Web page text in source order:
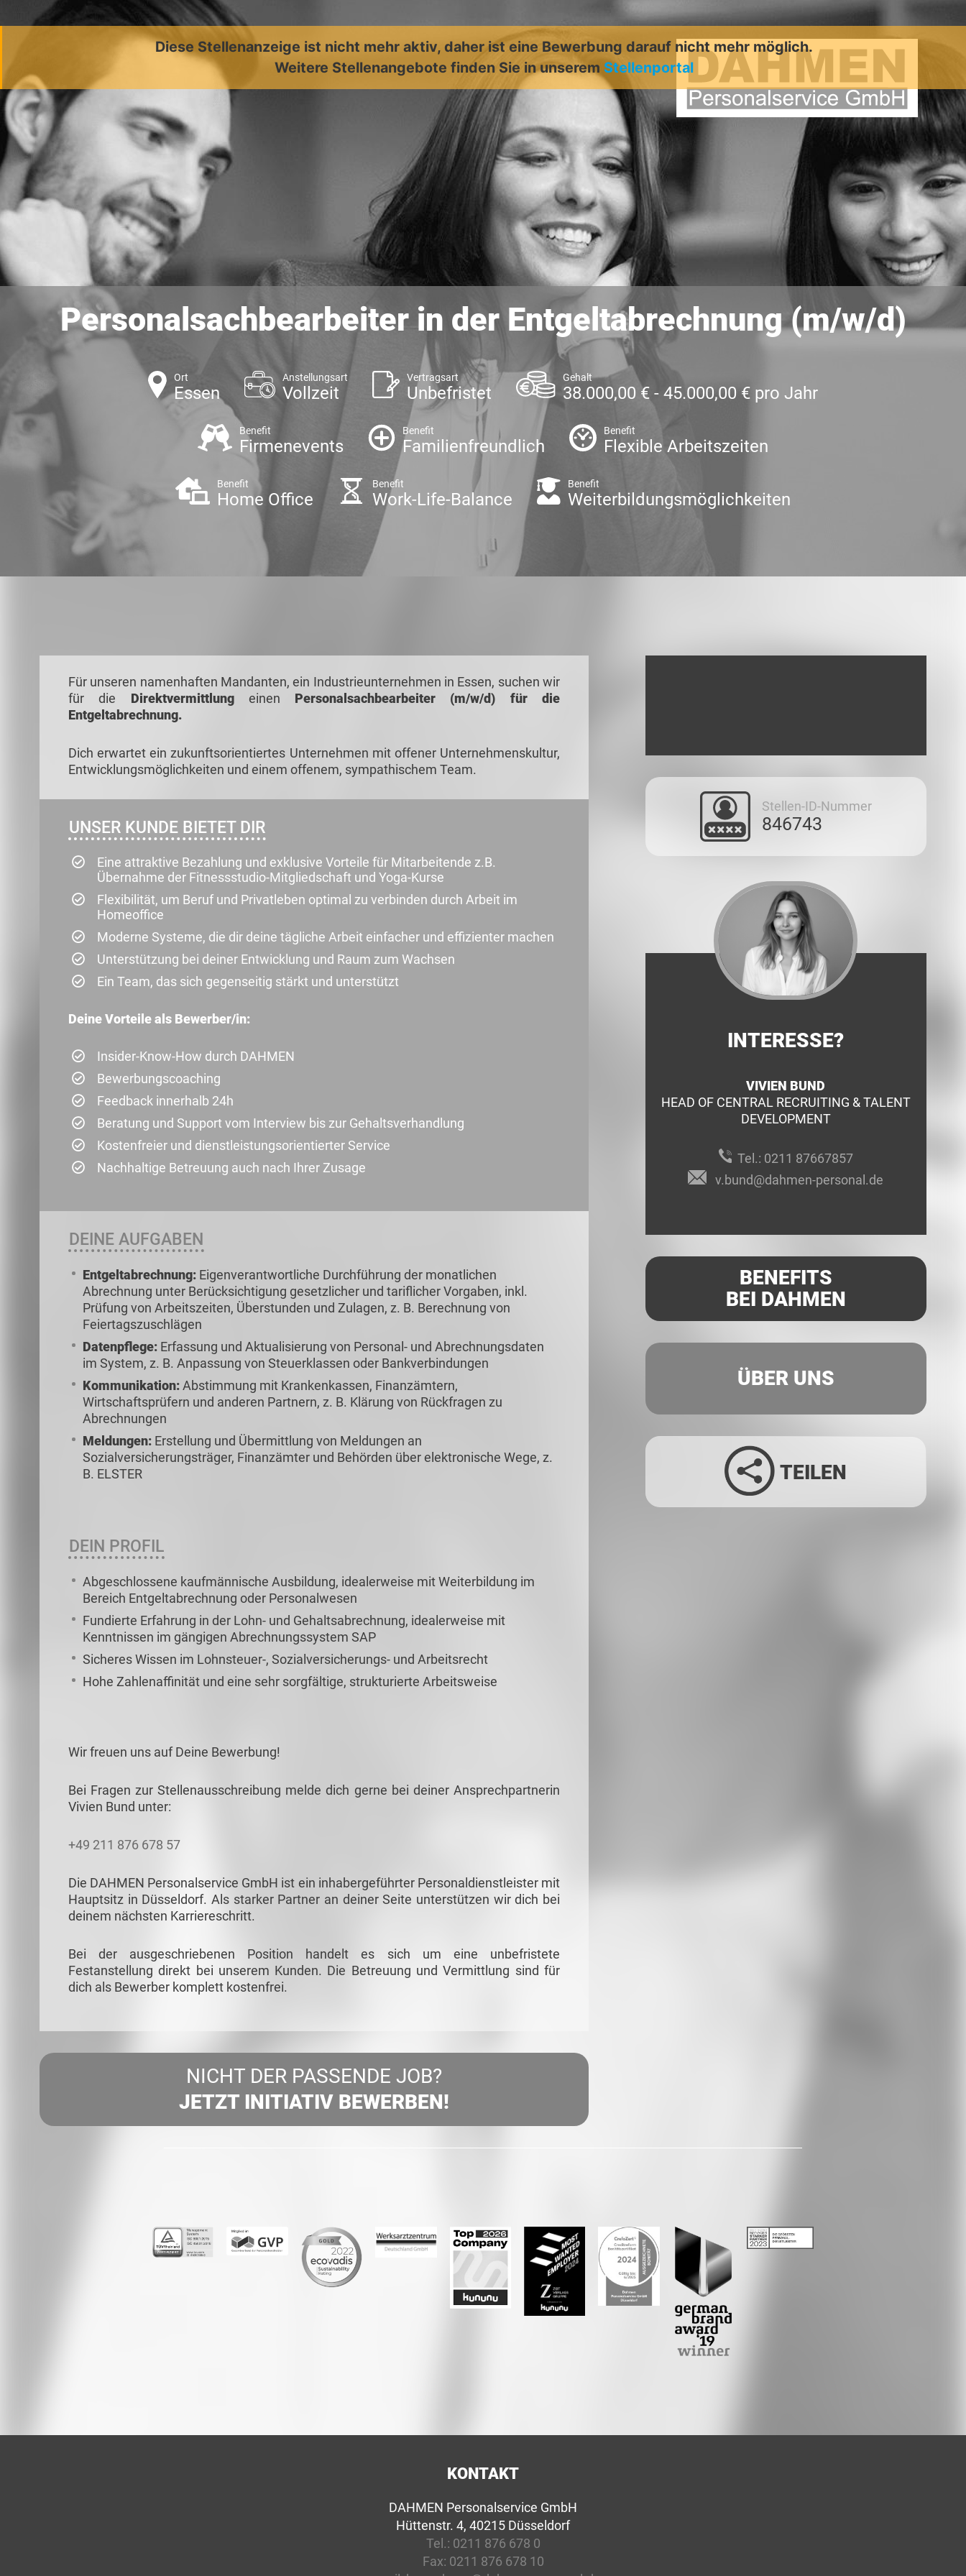
Diese Stellenanzeige ist nicht mehr aktiv, daher ist eine Bewerbung darauf nicht mehr möglich.
Weitere Stellenangebote finden Sie in unserem Stellenportal
Personalsachbearbeiter in der Entgeltabrechnung (m/w/d)
Ort
Essen
Anstellungsart
Vollzeit
Vertragsart
Unbefristet
Gehalt
38.000,00 € - 45.000,00 € pro Jahr
Benefit
Firmenevents
Benefit
Familienfreundlich
Benefit
Flexible Arbeitszeiten
Benefit
Home Office
Benefit
Work-Life-Balance
Benefit
Weiterbildungsmöglichkeiten
Für unseren namenhaften Mandanten, ein Industrieunternehmen in Essen, suchen wir
für die Direktvermittlung einen Personalsachbearbeiter (m/w/d) für die
Entgeltabrechnung.
Dich erwartet ein zukunftsorientiertes Unternehmen mit offener Unternehmenskultur,
Entwicklungsmöglichkeiten und einem offenem, sympathischem Team.
UNSER KUNDE BIETET DIR
Eine attraktive Bezahlung und exklusive Vorteile für Mitarbeitende z.B.
Übernahme der Fitnessstudio-Mitgliedschaft und Yoga-Kurse
Flexibilität, um Beruf und Privatleben optimal zu verbinden durch Arbeit im
Homeoffice
Moderne Systeme, die dir deine tägliche Arbeit einfacher und effizienter machen
Unterstützung bei deiner Entwicklung und Raum zum Wachsen
Ein Team, das sich gegenseitig stärkt und unterstützt
Deine Vorteile als Bewerber/in:
Insider-Know-How durch DAHMEN
Bewerbungscoaching
Feedback innerhalb 24h
Beratung und Support vom Interview bis zur Gehaltsverhandlung
Kostenfreier und dienstleistungsorientierter Service
Nachhaltige Betreuung auch nach Ihrer Zusage
DEINE AUFGABEN
Entgeltabrechnung: Eigenverantwortliche Durchführung der monatlichen
Abrechnung unter Berücksichtigung gesetzlicher und tariflicher Vorgaben, inkl.
Prüfung von Arbeitszeiten, Überstunden und Zulagen, z. B. Berechnung von
Feiertagszuschlägen
Datenpflege: Erfassung und Aktualisierung von Personal- und Abrechnungsdaten
im System, z. B. Anpassung von Steuerklassen oder Bankverbindungen
Kommunikation:Abstimmung mit Krankenkassen, Finanzämtern,
Wirtschaftsprüfern und anderen Partnern, z. B. Klärung von Rückfragen zu
Abrechnungen
Meldungen: Erstellung und Übermittlung von Meldungen an
Sozialversicherungsträger, Finanzämter und Behörden über elektronische Wege, z.
B. ELSTER
DEIN PROFIL
Abgeschlossene kaufmännische Ausbildung, idealerweise mit Weiterbildung im
Bereich Entgeltabrechnung oder Personalwesen
Fundierte Erfahrung in der Lohn- und Gehaltsabrechnung, idealerweise mit
Kenntnissen im gängigen Abrechnungssystem SAP
Sicheres Wissen im Lohnsteuer-, Sozialversicherungs- und Arbeitsrecht
Hohe Zahlenaffinität und eine sehr sorgfältige, strukturierte Arbeitsweise
Wir freuen uns auf Deine Bewerbung!
Bei Fragen zur Stellenausschreibung melde dich gerne bei deiner Ansprechpartnerin
Vivien Bund unter:
+49 211 876 678 57
Die DAHMEN Personalservice GmbH ist ein inhabergeführter Personaldienstleister mit
Hauptsitz in Düsseldorf. Als starker Partner an deiner Seite unterstützen wir dich bei
deinem nächsten Karriereschritt.
Bei der ausgeschriebenen Position handelt es sich um eine unbefristete
Festanstellung direkt bei unserem Kunden. Die Betreuung und Vermittlung sind für
dich als Bewerber komplett kostenfrei.
NICHT DER PASSENDE JOB?
JETZT INITIATIV BEWERBEN!
Stellen-ID-Nummer
846743
INTERESSE?
VIVIEN BUND
HEAD OF CENTRAL RECRUITING & TALENT
DEVELOPMENT
Tel.: 0211 87667857
v.bund@dahmen-personal.de
BENEFITS
BEI DAHMEN
ÜBER UNS
TEILEN
KONTAKT
DAHMEN Personalservice GmbH
Hüttenstr. 4, 40215 Düsseldorf
Tel.: 0211 876 678 0
Fax: 0211 876 678 10